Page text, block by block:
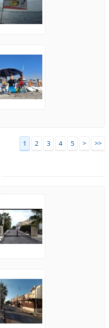
1 2 3 4 5 > >>